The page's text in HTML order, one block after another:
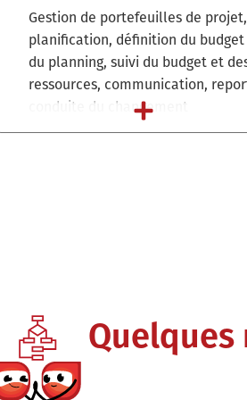
Gestion de portefeuilles de projet,
planification, définition du
du planning, suivi du budget et
ressources, communication,
conduite du changement